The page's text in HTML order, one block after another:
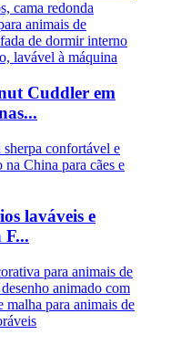
Cuddler em
laváveis ​​e
F...